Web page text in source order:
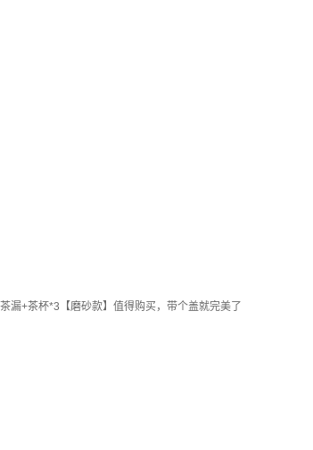
漏+茶杯*3【磨砂款】值得购买，带个盖就完美了